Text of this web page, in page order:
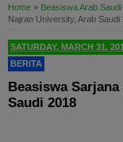
Home » Beasiswa Arab Saudi
Najran University, Arab Saudi
SATURDAY, MARCH 31,
BERITA
Beasiswa
Saudi 2018